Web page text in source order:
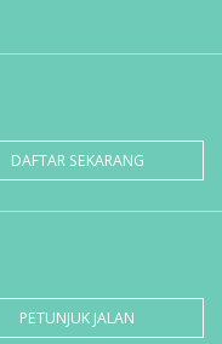
DAFTAR SEKARANG
PETUNJUK JALAN